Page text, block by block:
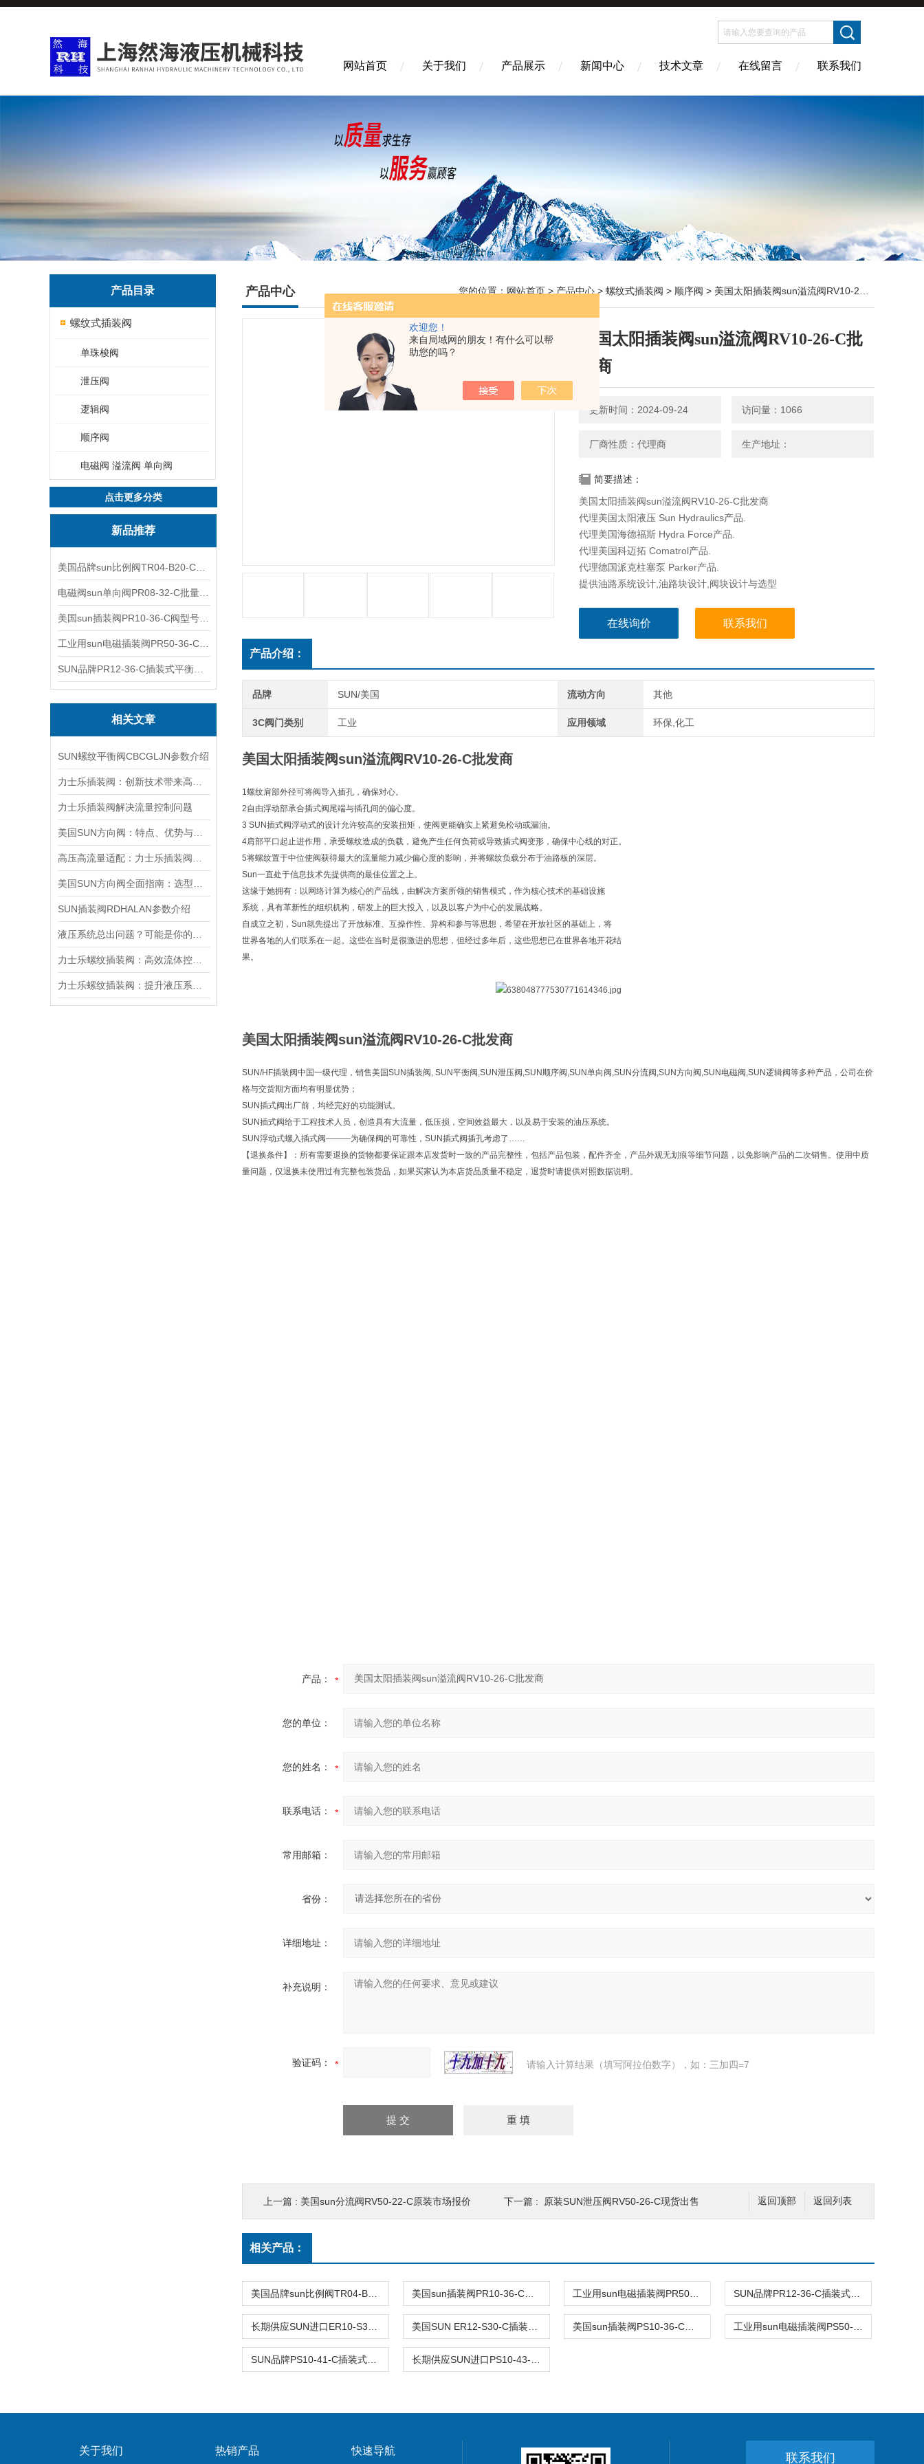
欢迎您！
来自局域网的朋友！有什么可以帮
助您的吗？
网站首页 关于我们 产品展示 新闻中心 技术文章 在线留言 联系我们
产品目录
螺纹式插装阀
单珠梭阀
泄压阀
逻辑阀
顺序阀
电磁阀 溢流阀 单向阀
点击更多分类
新品推荐
相关文章
SUN螺纹平衡阀CBCGLJN参数介绍
力士乐插装阀解决流量控制问题
SUN插装阀RDHALAN参数介绍
产品中心 您的位置： 网站首页 > 产品中心 > 螺纹式插装阀 > 顺序阀 > 美国太阳插装阀sun溢流阀RV10-26-C批发商
美国太阳插装阀sun溢流阀RV10-26-C批
发商
更新时间：2024-09-24 访问量：1066
厂商性质：代理商 生产地址：
简要描述：
美国太阳插装阀sun溢流阀RV10-26-C批发商
代理美国太阳液压 Sun Hydraulics产品.
代理美国海德福斯 Hydra Force产品.
代理美国科迈拓 Comatrol产品.
代理德国派克柱塞泵 Parker产品.
提供油路系统设计,油路块设计,阀块设计与选型
在线询价 联系我们
产品介绍：
品牌 SUN/美国 流动方向 其他
3C阀门类别 工业 应用领域 环保,化工
美国太阳插装阀sun溢流阀RV10-26-C批发商
1螺纹肩部外径可将阀导入插孔，确保对心。
2自由浮动部承合插式阀尾端与插孔间的偏心度。
3 SUN插式阀浮动式的设计允许较高的安装扭矩，使阀更能确实上紧避免松动或漏油。
4肩部平口起止进作用，承受螺纹造成的负载，避免产生任何负荷或导致插式阀变形，确保中心线的对正。
5将螺纹置于中位使阀获得最大的流量能力减少偏心度的影响，并将螺纹负载分布于油路板的深层。
Sun一直处于信息技术先提供商的最佳位置之上。
这缘于她拥有：以网络计算为核心的产品线，由解决方案所领的销售模式，作为核心技术的基础设施
系统，具有革新性的组织机构，研发上的巨大投入，以及以客户为中心的发展战略。
自成立之初，Sun就先提出了开放标准、互操作性、异构和参与等思想，希望在开放社区的基础上，将
世界各地的人们联系在一起。这些在当时是很激进的思想，但经过多年后，这些思想已在世界各地开花结
果。
美国太阳插装阀sun溢流阀RV10-26-C批发商
SUN/HF插装阀中国一级代理，销售美国SUN插装阀, SUN平衡阀,SUN泄压阀,SUN顺序阀,SUN单向阀,SUN分流阀,SUN方向阀,SUN电磁阀,SUN逻辑阀等多种产品，公司在价
格与交货期方面均有明显优势；
SUN插式阀出厂前，均经完好的功能测试。
SUN插式阀给于工程技术人员，创造具有大流量，低压损，空间效益最大，以及易于安装的油压系统。
SUN浮动式螺入插式阀———为确保阀的可靠性，SUN插式阀插孔考虑了……
【退换条件】：所有需要退换的货物都要保证跟本店发货时一致的产品完整性，包括产品包装，配件齐全，产品外观无划痕等细节问题，以免影响产品的二次销售。使用中质
量问题，仅退换未使用过有完整包装货品，如果买家认为本店货品质量不稳定，退货时请提供对照数据说明。
产品：
您的单位：
您的姓名：
联系电话：
常用邮箱：
省份：
详细地址：
补充说明：
验证码： 请输入计算结果（填写阿拉伯数字），如：三加四=7
返回列表
返回顶部
上一篇 : 美国sun分流阀RV50-22-C原装市场报价 下一篇 : 原装SUN泄压阀RV50-26-C现货出售
相关产品：
关于我们 热销产品 快速导航
联系我们